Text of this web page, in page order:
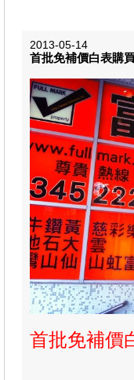
2013-05-14
首批免補價白表購
首批免補價